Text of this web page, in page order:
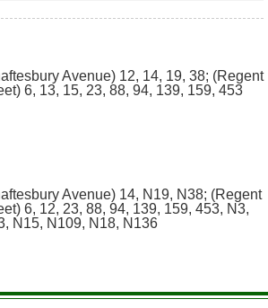
Avenue) 12, 14, 19, 38; (Regent
6, 13, 15, 23, 88, 94, 139, 159, 453
Avenue) 14, N19, N38; (Regent
6, 12, 23, 88, 94, 139, 159, 453, N3,
N15, N109, N18, N136